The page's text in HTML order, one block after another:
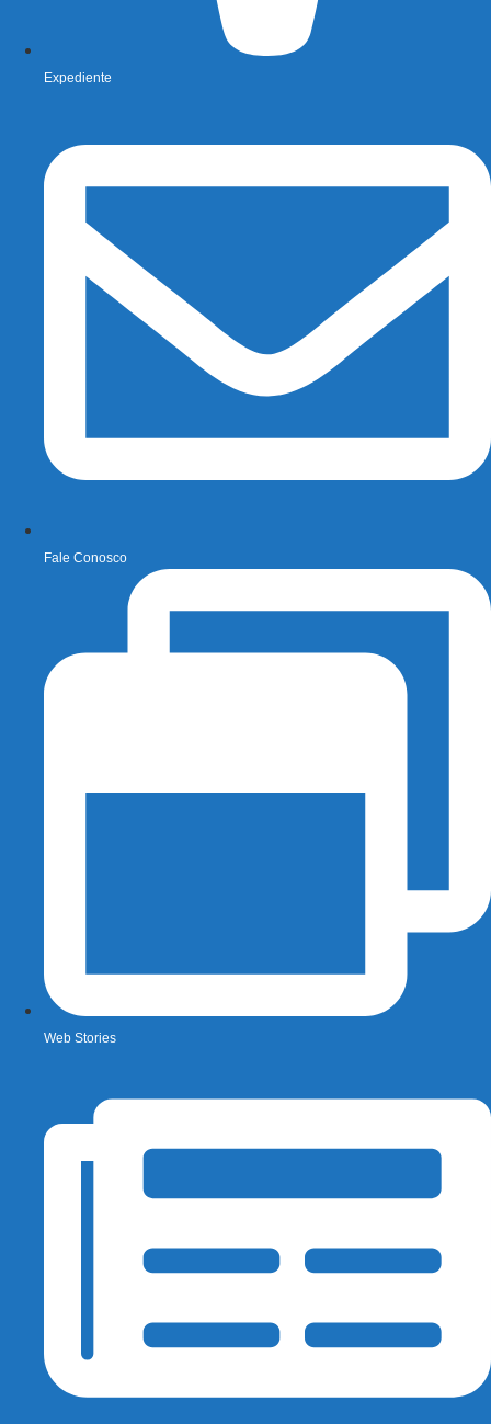
Expediente
Fale Conosco
Web Stories